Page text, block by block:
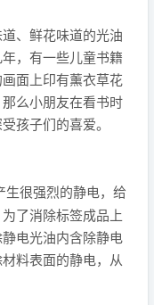
、鲜花味道的光油
，有一些儿童书籍
面上印有薰衣草花
么小朋友在看书时
孩子们的喜爱。
很强烈的静电，给
了消除标签成品上
电光油内含除静电
料表面的静电，从